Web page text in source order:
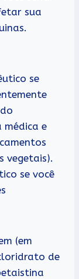
sua
se
médica e
vegetais).
se você
(em
de